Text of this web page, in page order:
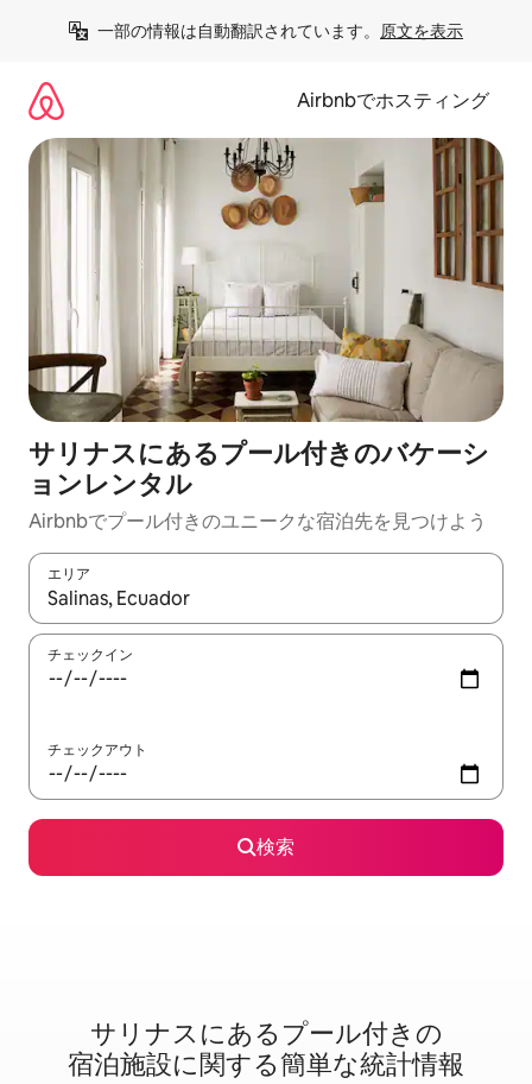
一部の情報は自動翻訳されています。 原文を表示
Airbnbでホスティング
サリナスにあるプール付きのバケーシ
ョンレンタル
Airbnbでプール付きのユニークな宿泊先を見つけよう
エリア
検索結果が表示されたら、上下の矢印キーを使って移動するか
チェックイン
チェックアウト
検索
サリナスに⁠あ⁠るプ⁠ー⁠ル⁠付⁠き⁠の
宿⁠泊⁠施⁠設⁠に関⁠す⁠る簡⁠単⁠な統⁠計⁠情⁠報